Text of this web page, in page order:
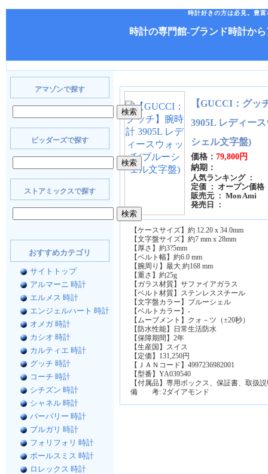
時計好きの方は必見。豊
時計の専門館-ブランド時計か
【GUCCI：グッ
3905L レディー
シェル文字盤)
価格： 79,800円
納期：
人気ランキング ：
定価 ： オープン価格
販売元 ： Mon Ami
発売日 ：
【ケースサイズ】約 12.20 x 34.0mm
【文字盤サイズ】約7 mm x 28mm
【厚さ】約3?5mm
【ベルト幅】約6.0 mm
【腕周り】最大 約168 mm
【重さ】約25g
【ガラス材質】サファイアガラス
【ベルト材質】ステンレススチール
【文字盤カラー】ブルーシェル
【ベルトカラー】-
【ムーブメント】クォ－ツ（±20秒）
【防水性能】日常生活防水
【保障期間】2年
【生産国】スイス
【定価】131,250円
【ＪＡＮコード】4997236982001
【型番】YA039540
【付属品】専用ボックス、保証書、取扱
備 考: 2ダイアモンド
アマゾンで探す
ビッダーズで探す
ストアミックスで探す
おすすめカテゴリ
サイトトップ
アルマーニ 時計
エルメス 時計
エンジェルハート 時計
オメガ 時計
カシオ 時計
カルティエ 時計
グッチ 時計
コーチ 時計
シチズン 時計
シャネル 時計
バーバリー 時計
ブルガリ 時計
フォリフォリ 時計
ポールスミス 時計
ロレックス 時計